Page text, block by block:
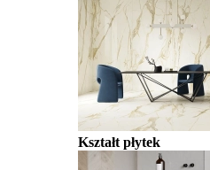
Kształt płytek